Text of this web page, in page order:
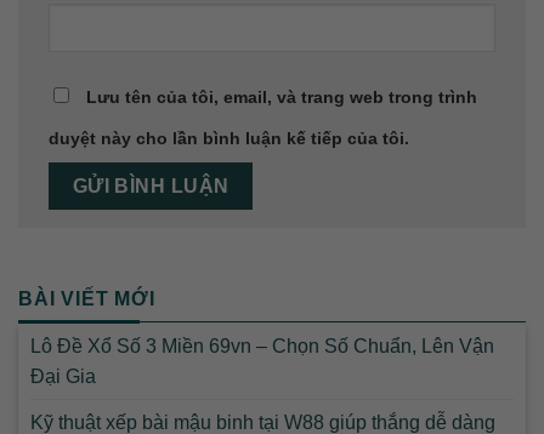
Lưu tên của tôi, email, và trang web trong trình
duyệt này cho lần bình luận kế tiếp của tôi.
BÀI VIẾT MỚI
Lô Đề Xổ Số 3 Miền 69vn – Chọn Số Chuẩn, Lên Vận
Đại Gia
Kỹ thuật xếp bài mậu binh tại W88 giúp thắng dễ dàng